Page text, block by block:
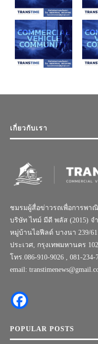
เกี่ยวกับเรา
ชมรมผู้สื่อข่าวรถเพื่อการพา
บริษัท ไทม์ มีดี พลัส (2015) จ
หมู่บ้านไอฟีลด์ บางนา 239/
ประเวศ, กรุงเทพมหานคร
โทร.086-910-9026 , 081-234-
email:
POPULAR POSTS